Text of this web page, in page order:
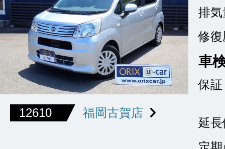
12610 福岡古賀店
排気
修復
車
保証
延